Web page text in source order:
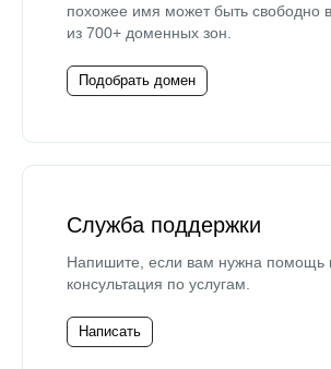
похожее имя может быть свободно
из 700+ доменных зон.
Подобрать домен
Служба поддержки
Напишите, если вам нужна помощь
консультация по услугам.
Написать